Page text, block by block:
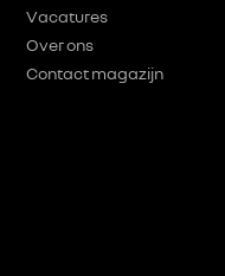
Vacatures
Over ons
Contact magazijn